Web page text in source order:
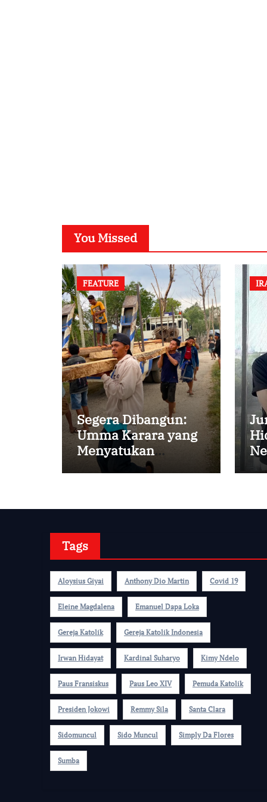
You Missed
FEATURE
Segera Dibangun:
Umma Karara yang
Menyatukan
Kembali
Tags
Aloysius Giyai Anthony Dio Martin Covid 19
Eleine Magdalena Emanuel Dapa Loka
Gereja Katolik Gereja Katolik Indonesia
Irwan Hidayat Kardinal Suharyo Kimy Ndelo
Paus Fransiskus Paus Leo XIV Pemuda Katolik
Presiden Jokowi Remmy Sila Santa Clara
Sidomuncul Sido Muncul Simply Da Flores
Sumba